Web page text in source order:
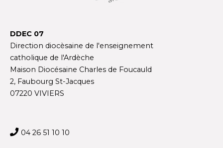
DDEC 07
Direction diocèsaine de l'enseignement
catholique de l'Ardèche
Maison Diocésaine Charles de Foucauld
2, Faubourg St-Jacques
07220 VIVIERS
04 26 51 10 10